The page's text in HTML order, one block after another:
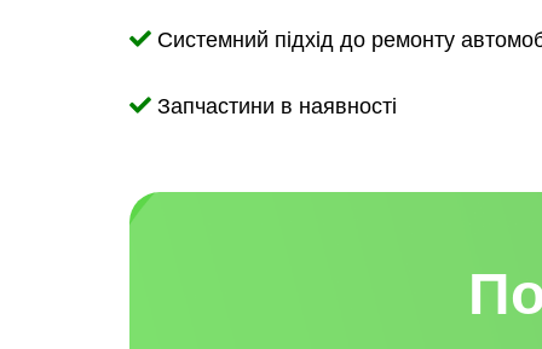
Системний підхід до ремонту
Запчастини в наявності